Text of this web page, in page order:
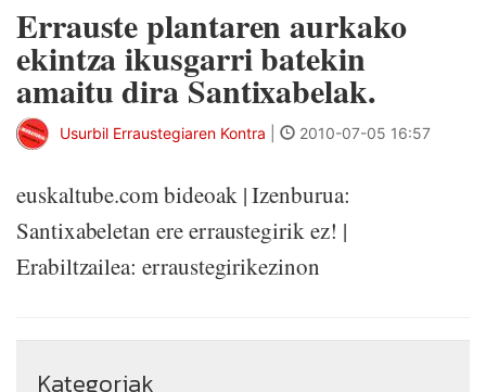
Errauste plantaren aurkako
ekintza ikusgarri batekin
amaitu dira Santixabelak.
Usurbil Erraustegiaren Kontra 2010-07-05 16:57
euskaltube.com bideoak | Izenburua:
Santixabeletan ere erraustegirik ez! |
Erabiltzailea: erraustegirikezinon
Kategoriak